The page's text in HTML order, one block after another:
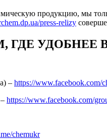
продукцию, мы
press-relizy
ГДЕ УДОБНЕЕ
– https://www.facebook.com/
https://www.facebook.com/
chemukr